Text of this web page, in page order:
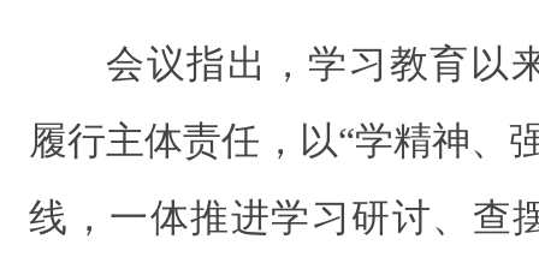
会议指出，学习教育以
履行主体责任，以“学精神、
线，一体推进学习研讨、查